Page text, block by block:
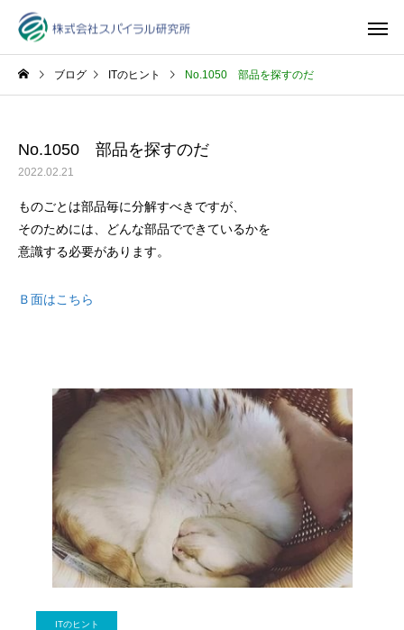
ブログ ITのヒント No.1050 部品を探すのだ
No.1050 部品を探すのだ
2022.02.21
ものごとは部品毎に分解すべきですが、
そのためには、どんな部品でできているかを
意識する必要があります。
Ｂ面はこちら
ITのヒント